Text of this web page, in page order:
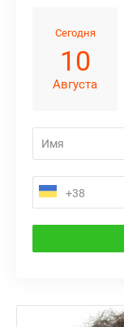
Сегодня
10
Августа